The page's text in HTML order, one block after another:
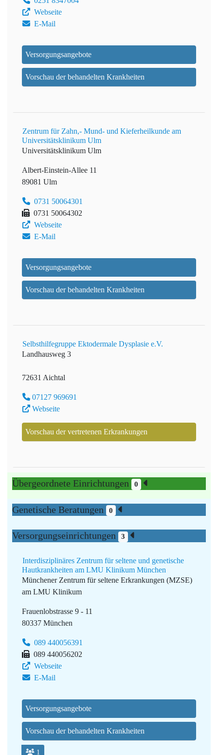
Webseite
E-Mail
Versorgungsangebote
Vorschau der behandelten Krankheiten
Zentrum für Zahn,- Mund- und Kieferheilkunde am
Universitätsklinikum Ulm
Universitätsklinikum Ulm
Albert-Einstein-Allee 11
89081 Ulm
0731 50064301
0731 50064302
Webseite
E-Mail
Versorgungsangebote
Vorschau der behandelten Krankheiten
Selbsthilfegruppe Ektodermale Dysplasie e.V.
Landhausweg 3
72631 Aichtal
07127 969691
Webseite
Vorschau der vertretenen Erkrankungen
Übergeordnete Einrichtungen 0
Genetische Beratungen 0
Versorgungseinrichtungen 3
Interdisziplinäres Zentrum für seltene und genetische
Hautkrankheiten am LMU Klinikum München
Münchener Zentrum für seltene Erkrankungen (MZSE)
am LMU Klinikum
Frauenlobstrasse 9 - 11
80337 München
089 440056391
089 440056202
Webseite
E-Mail
Versorgungsangebote
Vorschau der behandelten Krankheiten
1